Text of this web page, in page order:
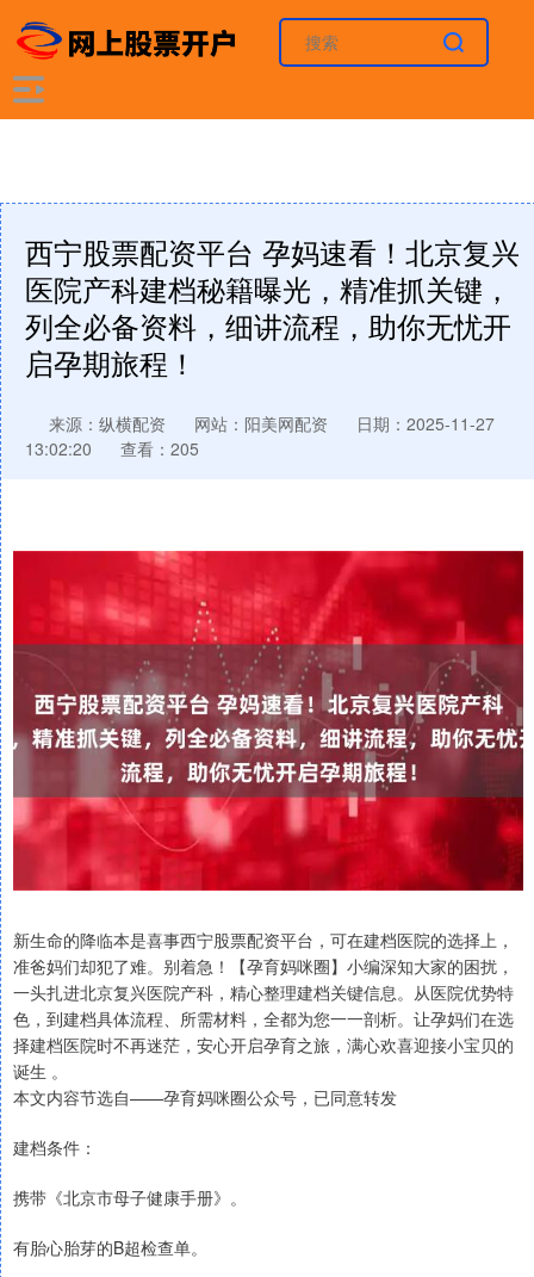
西宁股票配资平台 孕妈速看！北京复兴
医院产科建档秘籍曝光，精准抓关键，
列全必备资料，细讲流程，助你无忧开
启孕期旅程！
来源：纵横配资 网站：阳美网配资
日期：2025-11-27
13:02:20
查看：205
新生命的降临本是喜事西宁股票配资平台，可在建档医院的选择上，
准爸妈们却犯了难。别着急！【孕育妈咪圈】小编深知大家的困扰，
一头扎进北京复兴医院产科，精心整理建档关键信息。从医院优势特
色，到建档具体流程、所需材料，全都为您一一剖析。让孕妈们在选
择建档医院时不再迷茫，安心开启孕育之旅，满心欢喜迎接小宝贝的
诞生 。
本文内容节选自——孕育妈咪圈公众号，已同意转发
建档条件：
携带《北京市母子健康手册》。
有胎心胎芽的B超检查单。